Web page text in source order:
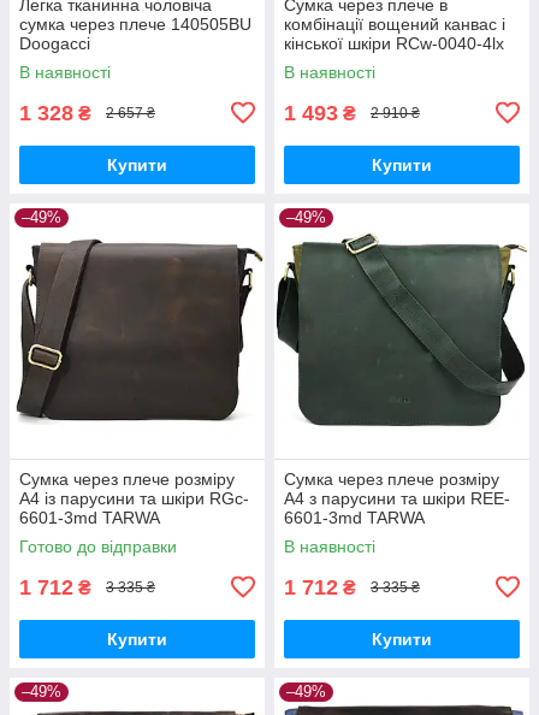
Легка тканинна чоловіча
сумка через плече 140505BU
Doogacci
В наявності
1 328 ₴ 2 657 ₴
Купити
Сумка через плече в
комбінації вощений канвас і
кінської шкіри RCw-0040-4lx
TARWA
В наявності
1 493 ₴ 2 910 ₴
Купити
–49%
Сумка через плече розміру
А4 із парусини та шкіри RGc-
6601-3md TARWA
Готово до відправки
1 712 ₴ 3 335 ₴
Купити
–49%
Сумка через плече розміру
А4 з парусини та шкіри REE-
6601-3md TARWA
В наявності
1 712 ₴ 3 335 ₴
Купити
–49% –49%